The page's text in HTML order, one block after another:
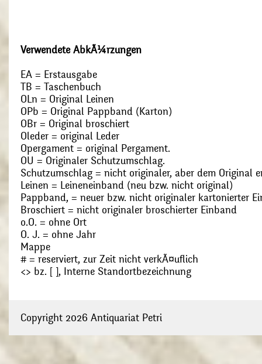
Verwendete AbkÃ¼rzungen
EA = Erstausgabe
TB = Taschenbuch
OLn = Original Leinen
OPb = Original Pappband (Karton)
OBr = Original broschiert
Oleder = original Leder
Opergament = original Pergament.
OU = Originaler Schutzumschlag.
Schutzumschlag = nicht originaler, aber dem Original
Leinen = Leineneinband (neu bzw. nicht original)
Pappband, = neuer bzw. nicht originaler kartonierter
Broschiert = nicht originaler broschierter Einband
o.O. = ohne Ort
O. J. = ohne Jahr
Mappe
# = reserviert, zur Zeit nicht verkÃ¤uflich
<> bz. [ ], Interne Standortbezeichnung
Copyright 2026 Antiquariat Petri